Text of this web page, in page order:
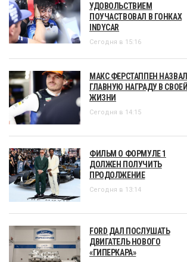
УДОВОЛЬСТВИЕМ
ПОУЧАСТВОВАЛ В ГОНКАХ
INDYCAR
Сегодня в 15:16
МАКС ФЕРСТАППЕН НАЗВАЛ
ГЛАВНУЮ НАГРАДУ В СВОЕЙ
ЖИЗНИ
Сегодня в 14:15
ФИЛЬМ О ФОРМУЛЕ 1
ДОЛЖЕН ПОЛУЧИТЬ
ПРОДОЛЖЕНИЕ
Сегодня в 13:14
FORD ДАЛ ПОСЛУШАТЬ
ДВИГАТЕЛЬ НОВОГО
«ГИПЕРКАРА»